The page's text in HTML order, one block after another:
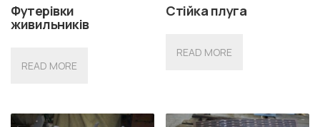
Футерівки
живильників
READ MORE
Стійка плуга
READ MORE